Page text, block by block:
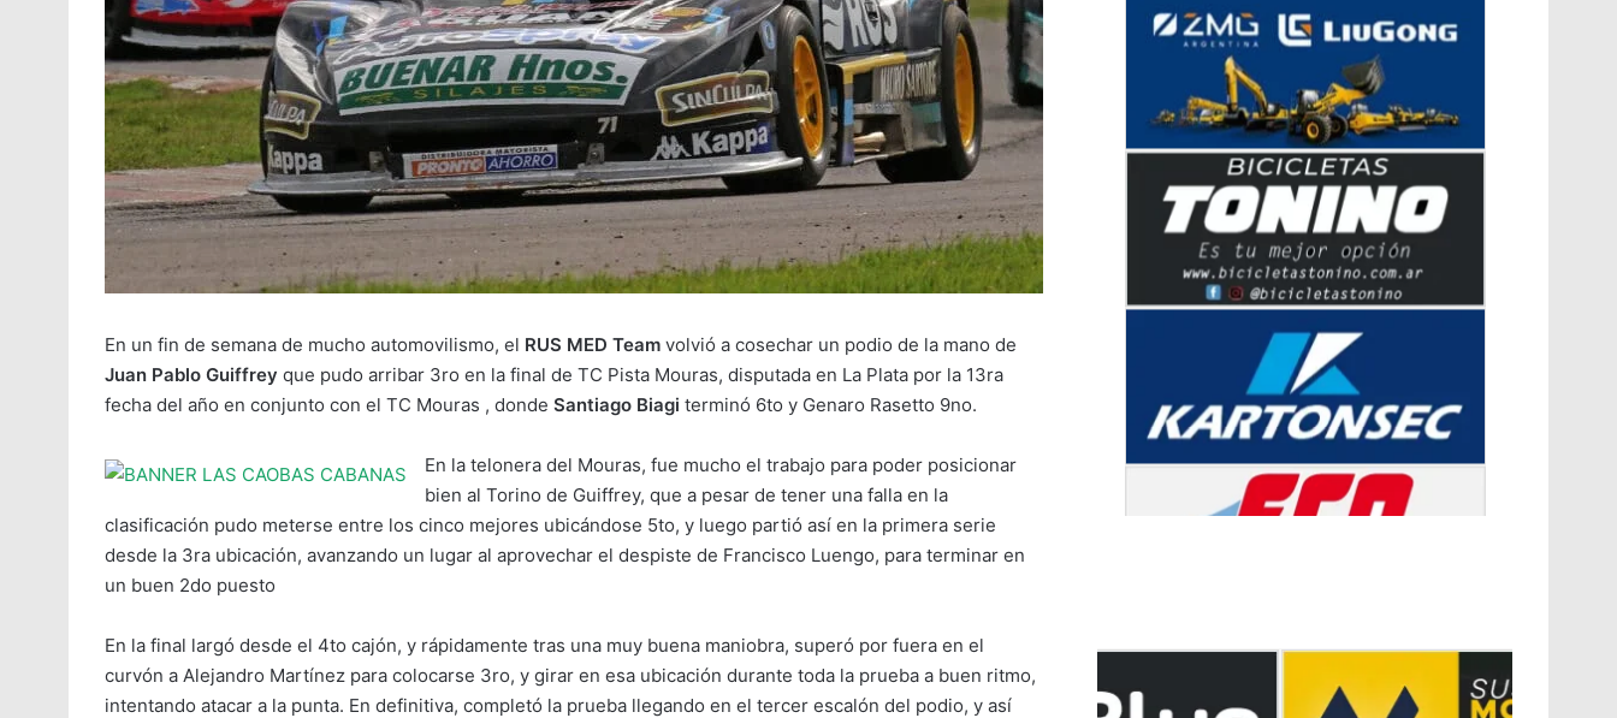
En un fin de semana de mucho automovilismo, el RUS MED Team volvió a cosechar un podio de la mano de
Juan Pablo Guiffrey que pudo arribar 3ro en la final de TC Pista Mouras, disputada en La Plata por la 13ra
fecha del año en conjunto con el TC Mouras , donde Santiago Biagi terminó 6to y Genaro Rasetto 9no.
En la telonera del Mouras, fue mucho el trabajo para poder posicionar
bien al Torino de Guiffrey, que a pesar de tener una falla en la
clasificación pudo meterse entre los cinco mejores ubicándose 5to, y luego partió así en la primera serie
desde la 3ra ubicación, avanzando un lugar al aprovechar el despiste de Francisco Luengo, para terminar en
un buen 2do puesto
En la final largó desde el 4to cajón, y rápidamente tras una muy buena maniobra, superó por fuera en el
curvón a Alejandro Martínez para colocarse 3ro, y girar en esa ubicación durante toda la prueba a buen ritmo,
intentando atacar a la punta. En definitiva, completó la prueba llegando en el tercer escalón del podio, y así